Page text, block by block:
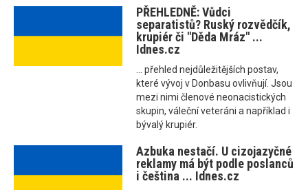
PŘEHLEDNĚ: Vůdci
separatistů? Ruský rozvědčík,
krupiér či "Děda Mráz" ...
Idnes.cz
... přehled nejdůležitějších postav,
které vývoj v Donbasu ovlivňují. Jsou
mezi nimi členové neonacistických
skupin, váleční veteráni a například i
bývalý krupiér.
Azbuka nestačí. U cizojazyčné
reklamy má být podle poslanců
i čeština ... Idnes.cz